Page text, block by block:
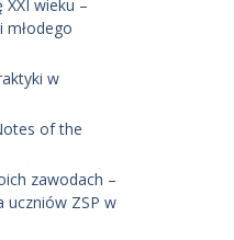
wieku –
w
of the
zawodach –
uczniów ZSP w